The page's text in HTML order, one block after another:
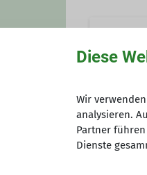
Diese
Wir
analysieren.
Partner
Dienste